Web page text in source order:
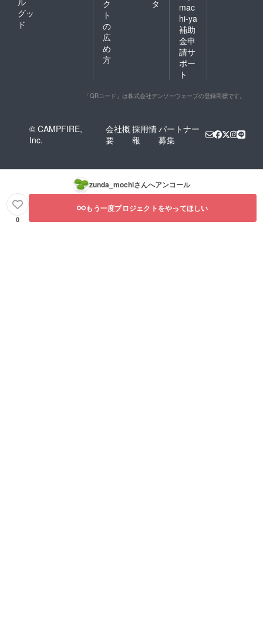
グッ
ド
ク
ト
の
広
め
方
タ
mac
hi-ya
補助
金申
請サ
ポー
ト
「QRコード」は株式会社デンソーウェーブの登録商標です。
© CAMPFIRE,
Inc.
会社概
要
採用情
報
パートナー
募集
zunda_mochiさんへアンコール
0
もう一度プロジェクトをやってほしい